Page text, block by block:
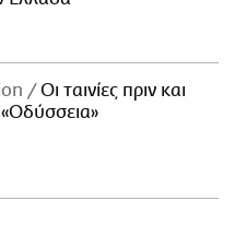
Οι ταινίες πριν και